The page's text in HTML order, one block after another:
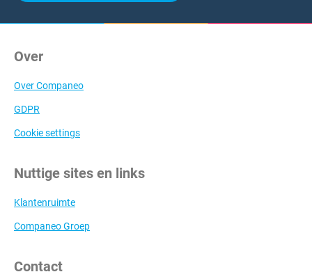
Over
Over Companeo
GDPR
Cookie settings
Nuttige sites en links
Klantenruimte
Companeo Groep
Contact